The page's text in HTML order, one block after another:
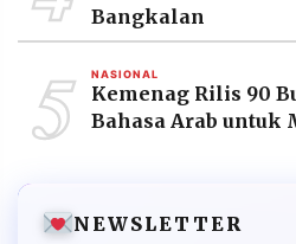
Bangkalan
5 NASIONAL
Kemenag Rilis 90
Bahasa Arab untuk
NEWSLETTER